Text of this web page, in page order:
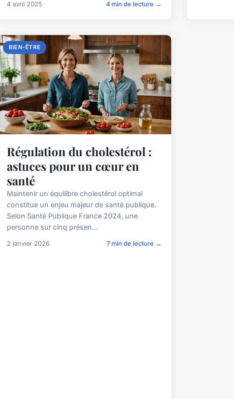
4 avril 2025 4 min de lecture →
BIEN-ÊTRE
Régulation du cholestérol :
astuces pour un cœur en
santé
Maintenir un équilibre cholestérol optimal
constitue un enjeu majeur de santé publique.
Selon Santé Publique France 2024, une
personne sur cinq présen...
2 janvier 2026 7 min de lecture →